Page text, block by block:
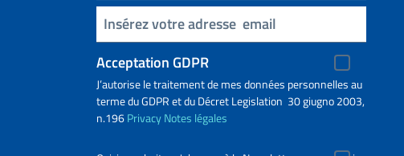
Insert your email
Acceptation GDPR
J’autorise le traitement de mes données personnelles au
terme du GDPR et du Décret Legislation 30 giugno 2003,
n.196PrivacyNotes légales